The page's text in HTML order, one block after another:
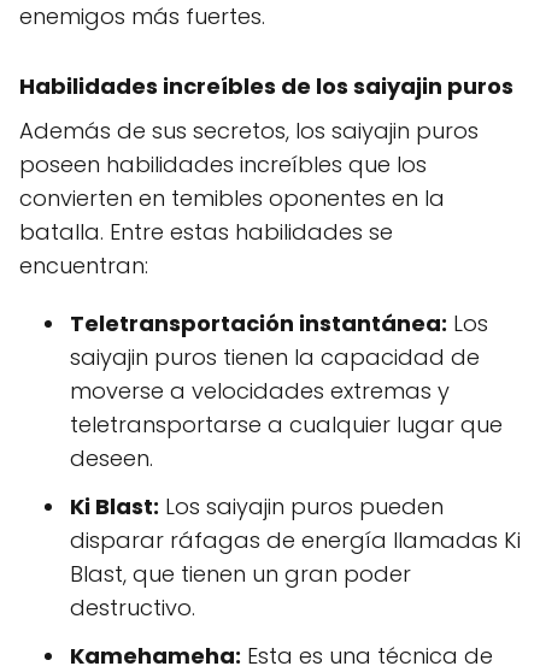
enemigos más fuertes.
Habilidades increíbles de los saiyajin puros
Además de sus secretos, los saiyajin puros
poseen habilidades increíbles que los
convierten en temibles oponentes en la
batalla. Entre estas habilidades se
encuentran:
Teletransportación instantánea: Los
saiyajin puros tienen la capacidad de
moverse a velocidades extremas y
teletransportarse a cualquier lugar que
deseen.
Ki Blast: Los saiyajin puros pueden
disparar ráfagas de energía llamadas Ki
Blast, que tienen un gran poder
destructivo.
Kamehameha: Esta es una técnica de